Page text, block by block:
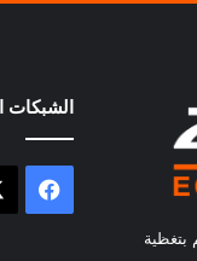
بتغظية
الشبكات